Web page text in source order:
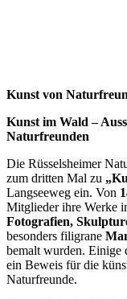
Kunst von
Kunst im Wald –
Naturfreunden
Die Rüsselsheimer
zum dritten Mal zu
Langseeweg ein. Von
Mitglieder ihre Werke
Fotografien,
besonders filigrane
bemalt wurden. Einige
ein Beweis für die
Naturfreunde.